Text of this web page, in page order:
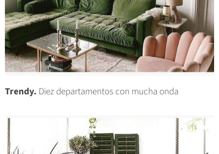
Trendy. Diez departamentos con mucha onda